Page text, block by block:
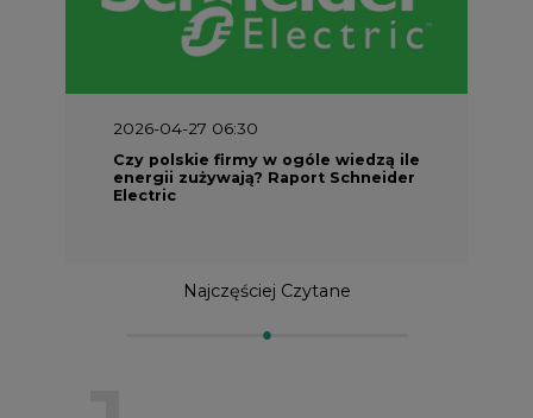
2026-04-27 06:30
Czy polskie firmy w ogóle wiedzą ile
energii zużywają? Raport Schneider
Electric
Najczęściej Czytane